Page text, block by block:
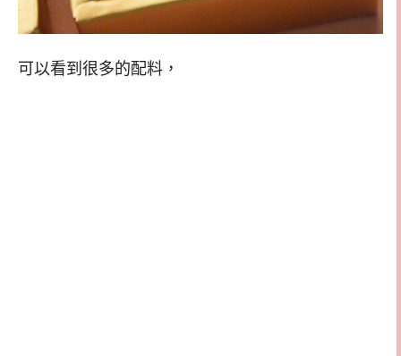
可以看到很多的配料，